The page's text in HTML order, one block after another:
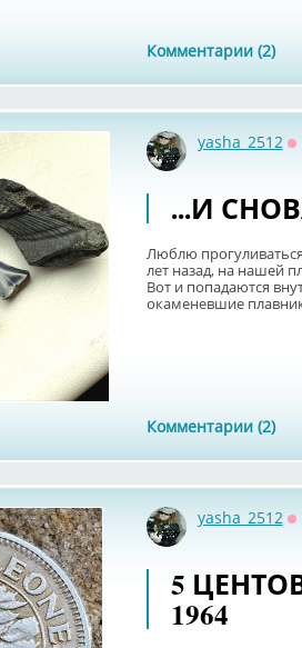
Комментарии (2)
yasha_2512
...И
Люблю
лет назад, на нашей
Вот и попадаются
окаменевшие
Комментарии (2)
yasha_2512
5
1964